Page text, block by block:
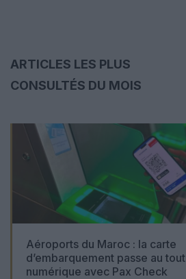
ARTICLES LES PLUS
CONSULTÉS DU MOIS
Aéroports du Maroc : la carte
d’embarquement passe au tout
numérique avec Pax Check